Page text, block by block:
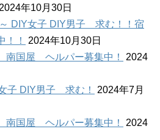
2024年10月30日
DIY女子 DIY男子 求む！！宿
！！
2024年10月30日
国屋 ヘルパー募集中！
2024
子 DIY男子 求む！
2024年7月
国屋 ヘルパー募集中！
2024